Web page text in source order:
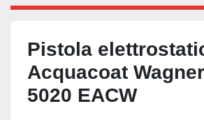
Pistola
Acquacoat
5020 EACW